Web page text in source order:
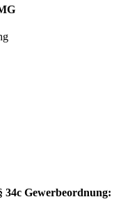
34c Gewerbeordnung: